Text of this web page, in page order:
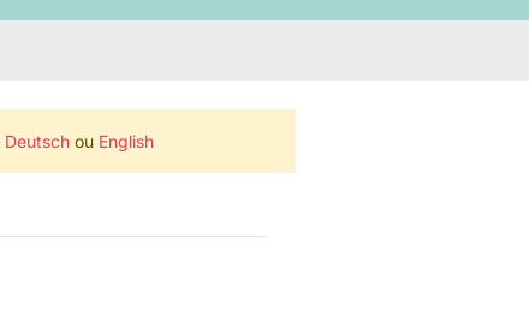
Deutschou English